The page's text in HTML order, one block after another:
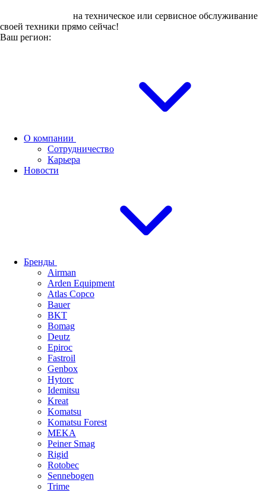
на техническое или сервисное обслуживание
своей техники прямо сейчас!
Ваш регион:
О компании
Сотрудничество
Карьера
Новости
Бренды
Airman
Arden Equipment
Atlas Сopco
Bauer
BKT
Bomag
Deutz
Epiroc
Fastroil
Genbox
Hytorc
Idemitsu
Kreat
Komatsu
Komatsu Forest
MEKA
Peiner Smag
Rigid
Rotobec
Sennebogen
Trime